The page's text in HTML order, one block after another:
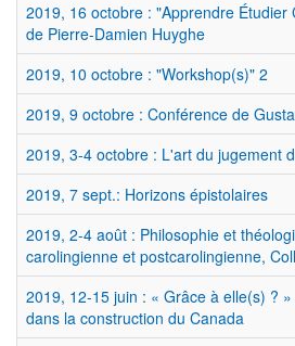
2019, 16 octobre : "Apprendre Étudier
de Pierre-Damien Huyghe
2019, 10 octobre : "Workshop(s)" 2
2019, 9 octobre : Conférence de
2019, 3-4 octobre : L'art du jugement
2019, 7 sept.: Horizons épistolaires
2019, 2-4 août : Philosophie et
carolingienne et postcarolingienne,
2019, 12-15 juin : « Grâce à elle(s) ?
dans la construction du Canada